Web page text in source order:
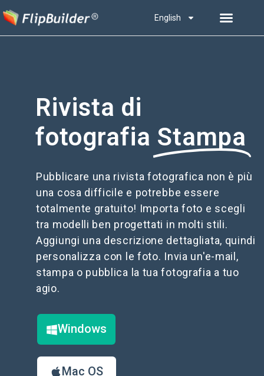
English
Rivista di
fotografia Stampa
Pubblicare una rivista fotografica non è più
una cosa difficile e potrebbe essere
totalmente gratuito! Importa foto e scegli
tra modelli ben progettati in molti stili.
Aggiungi una descrizione dettagliata, quindi
personalizza con le foto. Invia un'e-mail,
stampa o pubblica la tua fotografia a tuo
agio.
Windows
Mac OS